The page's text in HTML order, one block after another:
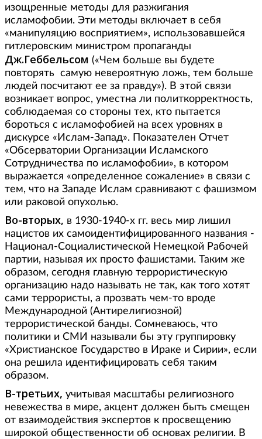
изощренные методы для разжигания
исламофобии. Эти методы включает в себя
«манипуляцию восприятием», использовавшейся
гитлеровским министром пропаганды
Дж.Геббельсом («Чем больше вы будете
повторять самую невероятную ложь, тем больше
людей посчитают ее за правду»). В этой связи
возникает вопрос, уместна ли политкорректность,
соблюдаемая со стороны тех, кто пытается
бороться с исламофобией на всех уровнях в
дискурсе «Ислам-Запад». Показателен Отчет
«Обсерватории Организации Исламского
Сотрудничества по исламофобии», в котором
выражается «определенное сожаление» в связи с
тем, что на Западе Ислам сравнивают с фашизмом
или раковой опухолью.
Во-вторых, в 1930-1940-х гг. весь мир лишил
нацистов их самоидентифицированного названия -
Национал-Социалистической Немецкой Рабочей
партии, называя их просто фашистами. Таким же
образом, сегодня главную террористическую
организацию надо называть не так, как того хотят
сами террористы, а прозвать чем-то вроде
Международной (Антирелигиозной)
террористической банды. Сомневаюсь, что
политики и СМИ называли бы эту группировку
«Христианское Государство в Ираке и Сирии», если
она решила идентифицировать себя таким
образом.
В-третьих, учитывая масштабы религиозного
невежества в мире, акцент должен быть смещен
от взаимодействия экспертов к просвещению
широкой общественности об основах религии. В